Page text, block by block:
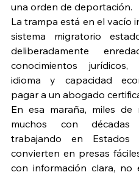
una orden de deportación.
La trampa está en el vacío
sistema migratorio
deliberadamente
conocimientos
idioma y capacidad
pagar a un abogado
En esa maraña, miles
muchos con
trabajando en Estados
convierten en presas
con información clara, no